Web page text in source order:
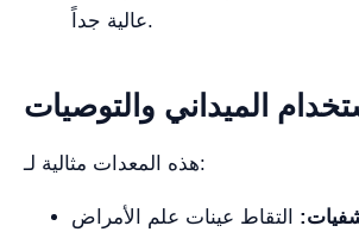
عالية جداً.
الميداني والتوصيات
هذه المعدات مثالية لـ:
التقاط عينات علم الأمراض